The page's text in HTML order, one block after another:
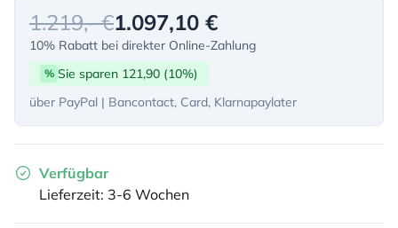
1.219,- €1.097,10 €
10% Rabatt bei direkter Online-Zahlung
% Sie sparen 121,90 (10%)
über PayPal | Bancontact, Card, Klarnapaylater
Verfügbar
Lieferzeit: 3-6 Wochen